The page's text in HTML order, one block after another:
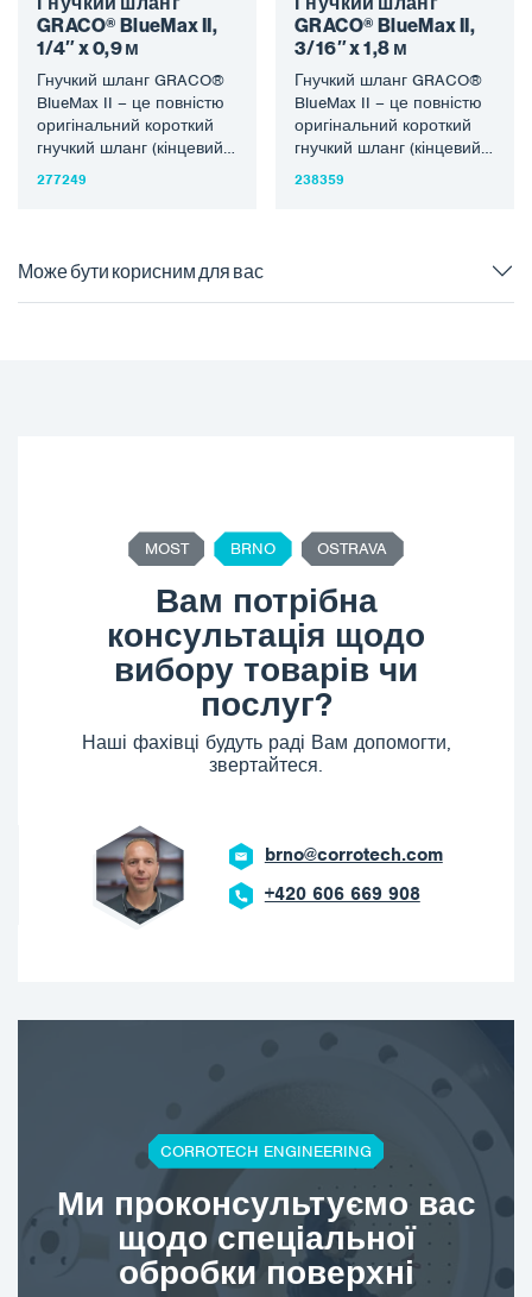
GRACO® BlueMax II,
1/4″ x 0,9 м
Гнучкий шланг GRACO®
BlueMax II – це повністю
оригінальний короткий
гнучкий шланг (кінцевий
батіг) розміром 1/4″ x 0,9
277249
GRACO® BlueMax II,
3/16″ x 1,8 м
Гнучкий шланг GRACO®
BlueMax II – це повністю
оригінальний короткий
гнучкий шланг (кінцевий
батіг) розміром 3/16″ x
238359
Може бути корисним для вас
MOST BRNO OSTRAVA
Вам потрібна
консультація щодо
вибору товарів чи
послуг?
Наші фахівці будуть раді Вам допомогти,
звертайтеся.
brno@corrotech.com
+420 606 669 908
CORROTECH ENGINEERING
Ми проконсультуємо вас
щодо спеціальної
обробки поверхні